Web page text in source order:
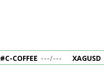
#C-COFFEE ---/--- XAGUSD